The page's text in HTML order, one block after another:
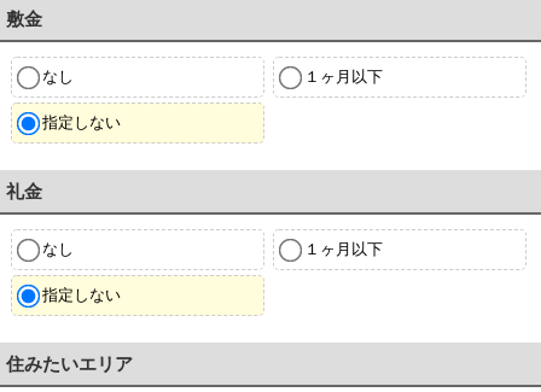
敷金
なし １ヶ月以下
指定しない
礼金
なし １ヶ月以下
指定しない
住みたいエリア